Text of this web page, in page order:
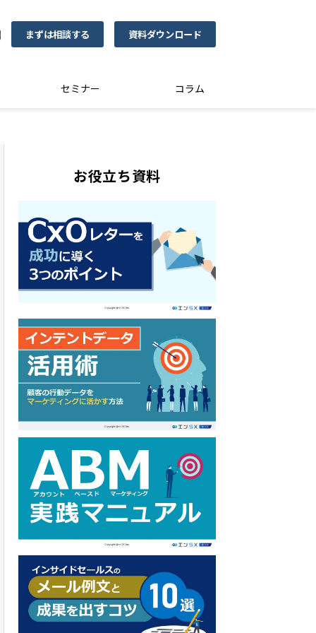
まずは相談する 資料ダウンロード
セミナー コラム
お役立ち資料